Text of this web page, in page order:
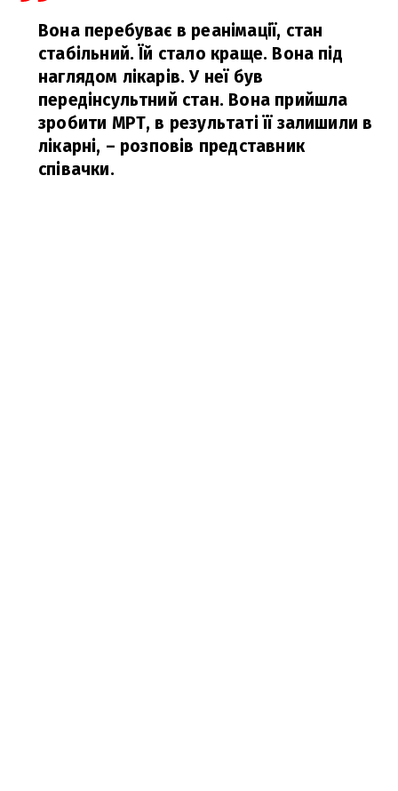
Вона перебуває в реанімації, стан
стабільний. Їй стало краще. Вона під
наглядом лікарів. У неї був
передінсультний стан. Вона прийшла
зробити МРТ, в результаті її залишили в
лікарні, – розповів представник
співачки.